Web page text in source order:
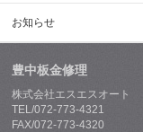
お知らせ
豊中板金修理
株式会社エスエスオート
TEL/072-773-4321
FAX/072-773-4320